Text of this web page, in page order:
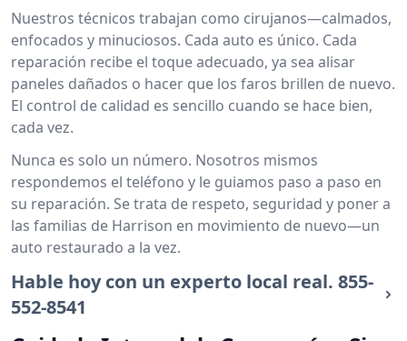
Nuestros técnicos trabajan como cirujanos—calmados,
enfocados y minuciosos. Cada auto es único. Cada
reparación recibe el toque adecuado, ya sea alisar
paneles dañados o hacer que los faros brillen de nuevo.
El control de calidad es sencillo cuando se hace bien,
cada vez.
Nunca es solo un número. Nosotros mismos
respondemos el teléfono y le guiamos paso a paso en
su reparación. Se trata de respeto, seguridad y poner a
las familias de Harrison en movimiento de nuevo—un
auto restaurado a la vez.
Hable hoy con un experto local real. 855-
552-8541